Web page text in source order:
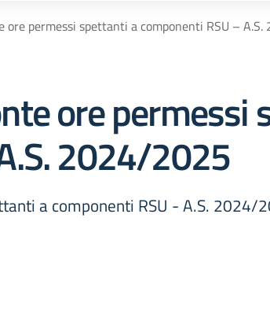
ore permessi spettanti a componenti RSU –
ore permessi
2024/2025
a componenti RSU - A.S. 2024/